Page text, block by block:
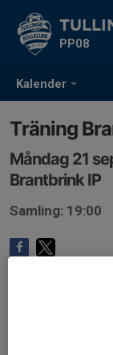
Kalender
PP08
Träning
Måndag 21
Brantbrink IP
Samling: 19:00